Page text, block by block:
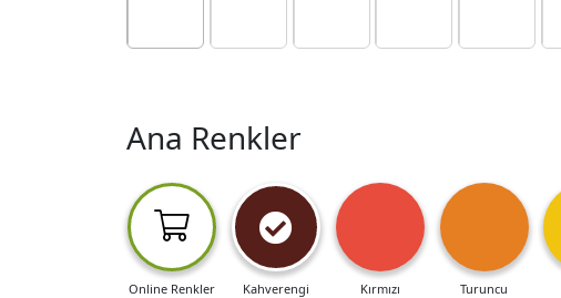
Ana Renkler
Online Renkler Kahverengi Kırmızı Turuncu